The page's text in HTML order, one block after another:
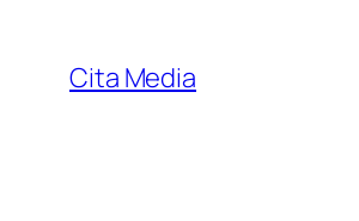
content
Cita Media